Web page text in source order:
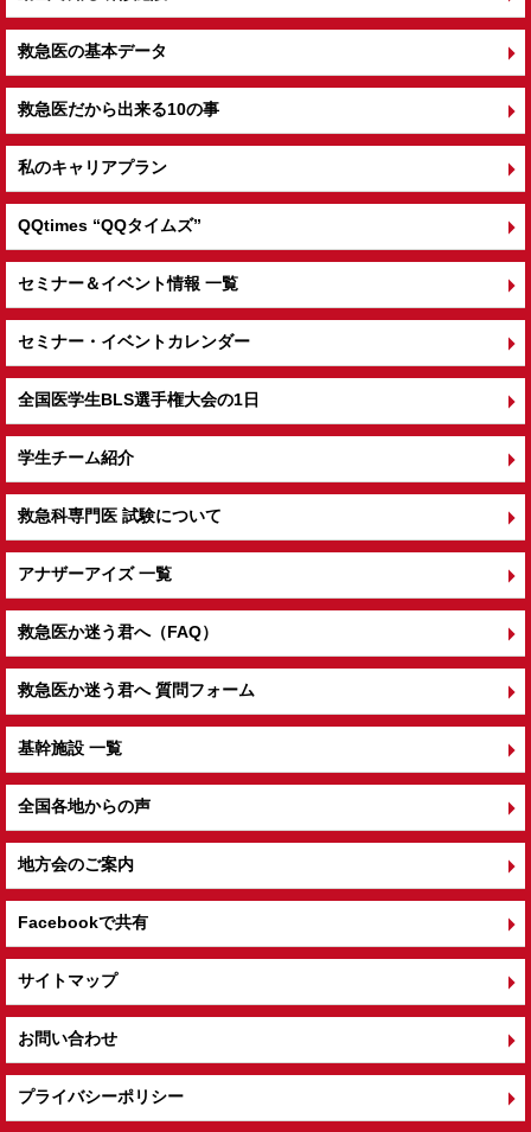
救急医の基本データ
救急医だから出来る10の事
私のキャリアプラン
QQtimes “QQタイムズ”
セミナー＆イベント情報 一覧
セミナー・イベントカレンダー
全国医学生BLS選手権大会の1日
学生チーム紹介
救急科専門医 試験について
アナザーアイズ 一覧
救急医か迷う君へ（FAQ）
救急医か迷う君へ 質問フォーム
基幹施設 一覧
全国各地からの声
地方会のご案内
Facebookで共有
サイトマップ
お問い合わせ
プライバシーポリシー